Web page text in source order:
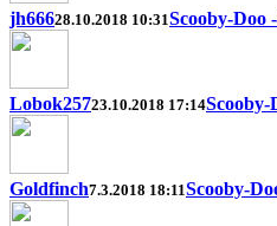
jh66628.10.2018 10:31Scooby-Doo
Lobok25723.10.2018 17:14Scooby-
Goldfinch7.3.2018 18:11Scooby-